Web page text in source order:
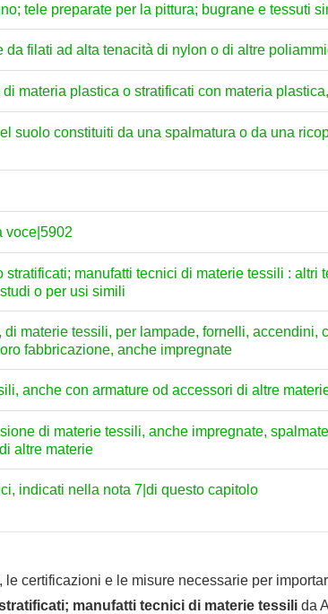
tele preparate per la pittura; bugrane e tessuti
da filati ad alta tenacità di nylon o di altre
materia plastica o stratificati con materia
suolo constituiti da una spalmatura o da una
voce|5902
manufatti tecnici di materie tessili : altri
o per usi simili
materie tessili, per lampade, fornelli,
fabbricazione, anche impregnate
anche con armature od accessori di altre
di materie tessili, anche impregnate,
altre materie
indicati nella nota 7|di questo capitolo
le certificazioni e le misure necessarie per
manufatti tecnici di materie tessili da